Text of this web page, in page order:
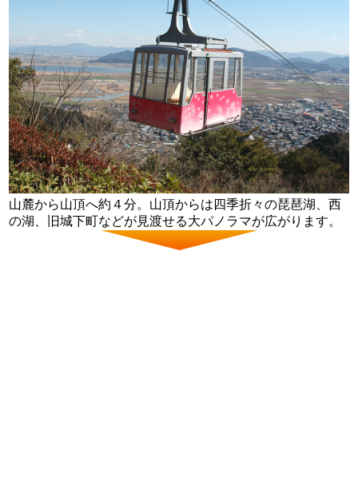
山麓から山頂へ約４分。山頂からは四季折々の琵琶湖、西
の湖、旧城下町などが見渡せる大パノラマが広がります。